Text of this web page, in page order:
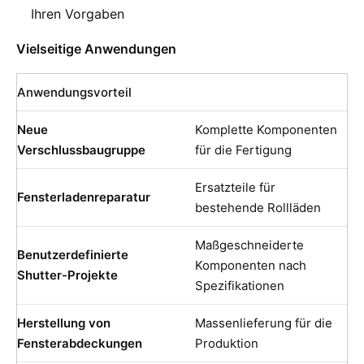
Ihren Vorgaben
Vielseitige Anwendungen
Anwendungsvorteil
Neue
Verschlussbaugruppe
Komplette Komponenten
für die Fertigung
Fensterladenreparatur
Ersatzteile für
bestehende Rollläden
Benutzerdefinierte
Shutter-Projekte
Maßgeschneiderte
Komponenten nach
Spezifikationen
Herstellung von
Fensterabdeckungen
Massenlieferung für die
Produktion